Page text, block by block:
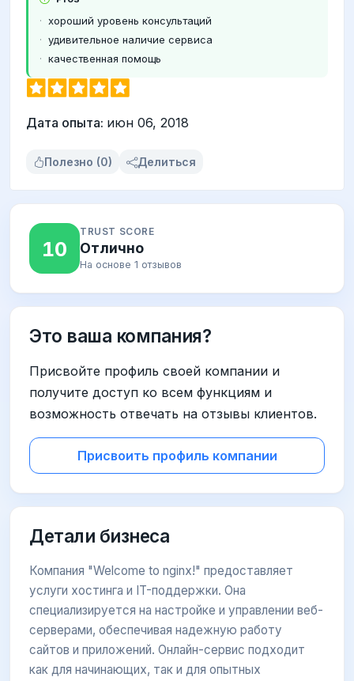
хороший уровень консультаций
удивительное наличие сервиса
качественная помощь
Дата опыта: июн 06, 2018
Полезно (0) Делиться
10
TRUST SCORE
Отлично
На основе 1 отзывов
Это ваша компания?
Присвойте профиль своей компании и
получите доступ ко всем функциям и
возможность отвечать на отзывы клиентов.
Присвоить профиль компании
Детали бизнеса
Компания "Welcome to nginx!" предоставляет
услуги хостинга и IT-поддержки. Она
специализируется на настройке и управлении веб-
серверами, обеспечивая надежную работу
сайтов и приложений. Онлайн-сервис подходит
как для начинающих, так и для опытных